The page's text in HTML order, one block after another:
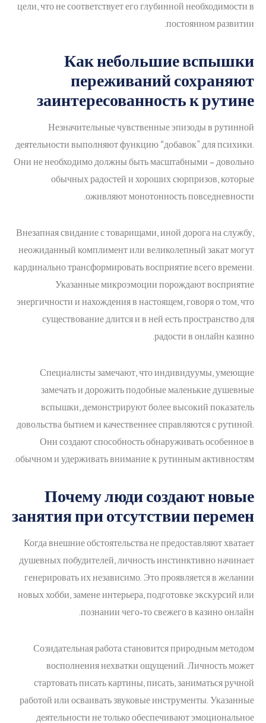
цели, что не соответствует его глубинной необходимости в
постоянном развитии.
Как небольшие вспышки
переживаний сохраняют
заинтересованность к рутине
Незначительные чувственные эпизоды в рутинной
деятельности выполняют функцию “добавок” для психики.
Они не необходимо должны быть масштабными – довольно
обычных радостей и хороших сюрпризов, которые
оживляют монотонность повседневности.
Внезапная свидание с товарищами, иной дорога на службу,
неожиданный комплимент или великолепный закат могут
кардинально трансформировать восприятие всего времени.
Указанные микроэмоции порождают восприятие
энергичности и нахождения в настоящем, говоря о том, что
существование длится и в ней есть пространство для
радости в онлайн казино.
Специалисты замечают, что индивидуумы, умеющие
замечать и дорожить подобные маленькие душевные
вспышки, демонстрируют более высокий показатель
довольства бытием и качественнее справляются с рутиной.
Они создают способность обнаруживать особенное в
обычном и удерживать внимание к рутинным активностям.
Почему люди создают новые
занятия при отсутствии перемен
Когда внешние обстоятельства не предоставляют хватает
душевных побудителей, личность инстинктивно начинает
генерировать их независимо. Это проявляется в желании
новых хобби, замене интерьера, подготовке экскурсий или
познании чего-то свежего в казино онлайн.
Созидательная работа становится природным методом
восполнения нехватки ощущений. Личность может
стартовать писать картины, писать, заниматься ручной
работой или осваивать звуковые инструменты. Указанные
деятельности не только обеспечивают эмоциональное